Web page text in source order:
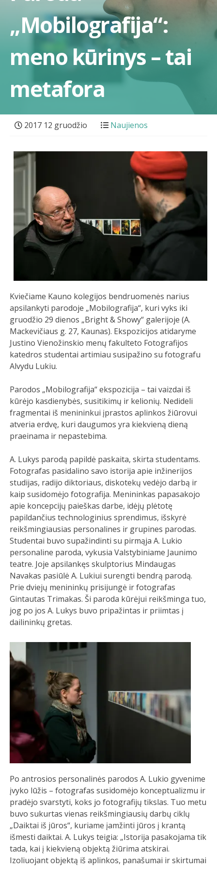
„Mobilografija“:
meno kūrinys – tai
metafora
2017 12 gruodžio Naujienos
Kviečiame Kauno kolegijos bendruomenės narius
apsilankyti parodoje „Mobilografija“, kuri vyks iki
gruodžio 29 dienos „Bright & Showy“ galerijoje (A.
Mackevičiaus g. 27, Kaunas). Ekspozicijos atidaryme
Justino Vienožinskio menų fakulteto Fotografijos
katedros studentai artimiau susipažino su fotografu
Alvydu Lukiu.
Parodos „Mobilografija“ ekspozicija – tai vaizdai iš
kūrėjo kasdienybės, susitikimų ir kelionių. Nedideli
fragmentai iš menininkui įprastos aplinkos žiūrovui
atveria erdvę, kuri daugumos yra kiekvieną dieną
praeinama ir nepastebima.
A. Lukys parodą papildė paskaita, skirta studentams.
Fotografas pasidalino savo istorija apie inžinerijos
studijas, radijo diktoriaus, diskotekų vedėjo darbą ir
kaip susidomėjo fotografija. Menininkas papasakojo
apie koncepcijų paieškas darbe, idėjų plėtotę
papildančius technologinius sprendimus, išskyrė
reikšmingiausias personalines ir grupines parodas.
Studentai buvo supažindinti su pirmąja A. Lukio
personaline paroda, vykusia Valstybiniame Jaunimo
teatre. Joje apsilankęs skulptorius Mindaugas
Navakas pasiūlė A. Lukiui surengti bendrą parodą.
Prie dviejų menininkų prisijungė ir fotografas
Gintautas Trimakas. Ši paroda kūrėjui reikšminga tuo,
jog po jos A. Lukys buvo pripažintas ir priimtas į
dailininkų gretas.
Po antrosios personalinės parodos A. Lukio gyvenime
įvyko lūžis – fotografas susidomėjo konceptualizmu ir
pradėjo svarstyti, koks jo fotografijų tikslas. Tuo metu
buvo sukurtas vienas reikšmingiausių darbų ciklų
„Daiktai iš jūros“, kuriame įamžinti jūros į krantą
išmesti daiktai. A. Lukys teigia: „Istorija pasakojama tik
tada, kai į kiekvieną objektą žiūrima atskirai.
Izoliuojant objektą iš aplinkos, panašumai ir skirtumai